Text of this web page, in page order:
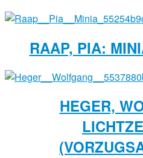
RAAP, PIA:
HEGER,